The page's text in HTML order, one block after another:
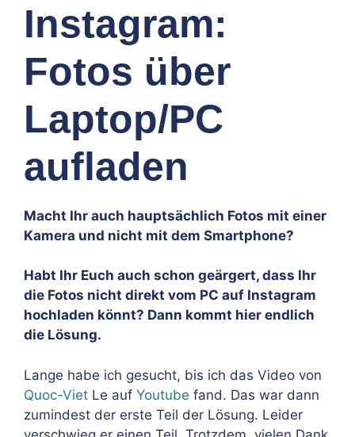
Instagram:
Fotos über
Laptop/PC
aufladen
Macht Ihr auch hauptsächlich Fotos mit einer
Kamera und nicht mit dem Smartphone?
Habt Ihr Euch auch schon geärgert, dass Ihr
die Fotos nicht direkt vom PC auf Instagram
hochladen könnt? Dann kommt hier endlich
die Lösung.
Lange habe ich gesucht, bis ich das Video von
Quoc-Viet Le auf Youtube fand. Das war dann
zumindest der erste Teil der Lösung. Leider